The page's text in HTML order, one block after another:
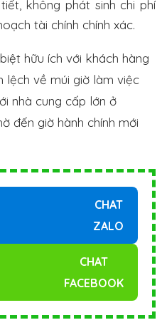
không phát sinh chi phí
tài chính chính xác.
hữu ích với khách hàng
lệch về múi giờ làm việc
nhà cung cấp lớn ở
đến giờ hành chính mới
CHAT
ZALO
CHAT
FACEBOOK